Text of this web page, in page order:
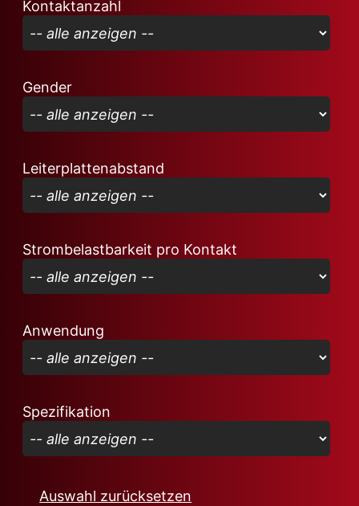
Kontaktanzahl
Gender
Leiterplattenabstand
Strombelastbarkeit pro Kontakt
Anwendung
Spezifikation
Auswahl zurücksetzen